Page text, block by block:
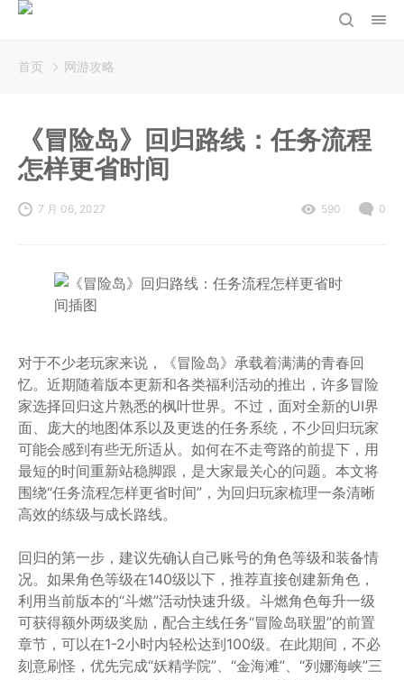
首页 网游攻略
《冒险岛》回归路线：任务流程
怎样更省时间
7 月 06, 2027 590 0
对于不少老玩家来说，《冒险岛》承载着满满的青春回
忆。近期随着版本更新和各类福利活动的推出，许多冒险
家选择回归这片熟悉的枫叶世界。不过，面对全新的UI界
面、庞大的地图体系以及更迭的任务系统，不少回归玩家
可能会感到有些无所适从。如何在不走弯路的前提下，用
最短的时间重新站稳脚跟，是大家最关心的问题。本文将
围绕“任务流程怎样更省时间”，为回归玩家梳理一条清晰
高效的练级与成长路线。
回归的第一步，建议先确认自己账号的角色等级和装备情
况。如果角色等级在140级以下，推荐直接创建新角色，
利用当前版本的“斗燃”活动快速升级。斗燃角色每升一级
可获得额外两级奖励，配合主线任务“冒险岛联盟”的前置
章节，可以在1-2小时内轻松达到100级。在此期间，不必
刻意刷怪，优先完成“妖精学院”、“金海滩”、“列娜海峡”三